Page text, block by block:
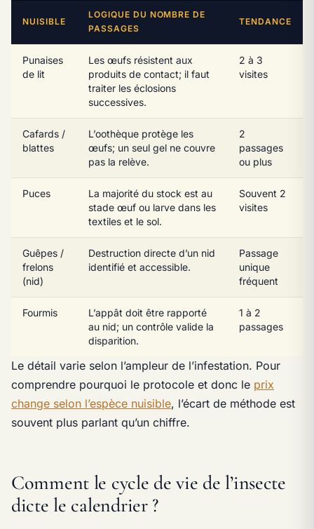
NUISIBLE
LOGIQUE DU NOMBRE DE
PASSAGES
TENDANCE
Punaises
de lit
Les œufs résistent aux
produits de contact; il faut
traiter les éclosions
successives.
2 à 3
visites
Cafards /
blattes
L’oothèque protège les
œufs; un seul gel ne couvre
pas la relève.
2
passages
ou plus
Puces
La majorité du stock est au
stade œuf ou larve dans les
textiles et le sol.
Souvent 2
visites
Guêpes /
frelons
(nid)
Destruction directe d’un nid
identifié et accessible.
Passage
unique
fréquent
Fourmis
L’appât doit être rapporté
au nid; un contrôle valide la
disparition.
1 à 2
passages
Le détail varie selon l’ampleur de l’infestation. Pour
comprendre pourquoi le protocole et donc le prix
change selon l’espèce nuisible, l’écart de méthode est
souvent plus parlant qu’un chiffre.
Comment le cycle de vie de l’insecte
dicte le calendrier ?